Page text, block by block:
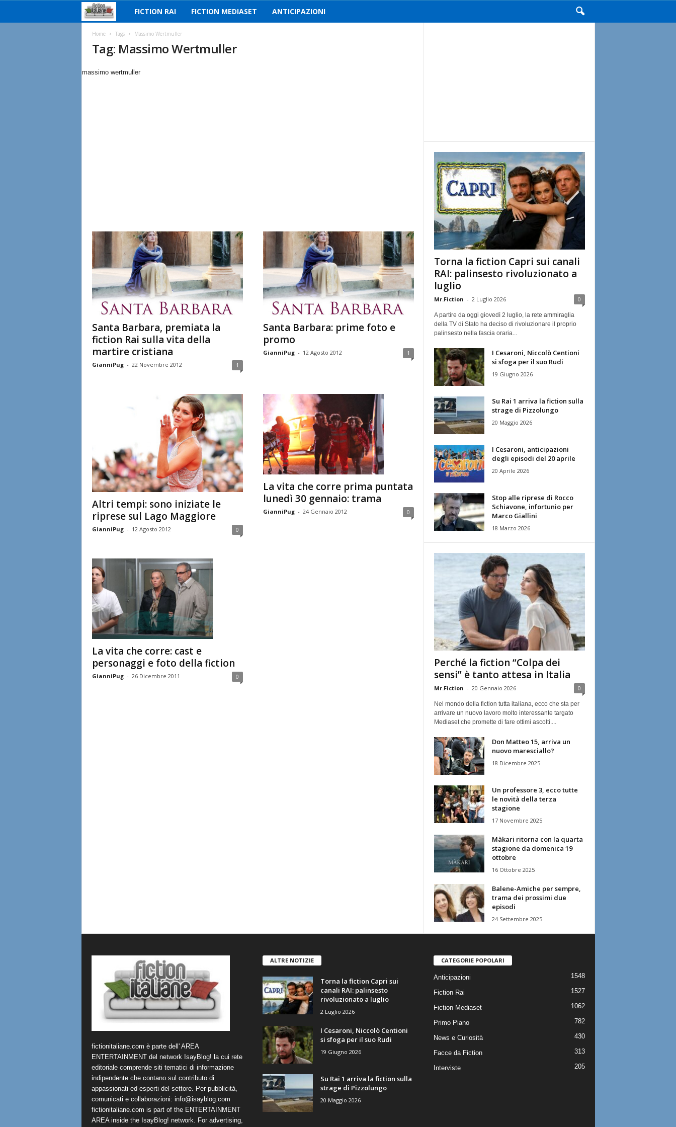
c
l
a
n
FICTION RAI FICTION MEDIASET ANTICIPAZIONI
Home Tags Massimo Wertmuller
Tag: Massimo Wertmuller
massimo wertmuller
Santa Barbara, premiata la
fiction Rai sulla vita della
martire cristiana
GianniPug - 22 Novembre 2012 1
Santa Barbara: prime foto e
promo
GianniPug - 12 Agosto 2012 1
Altri tempi: sono iniziate le
riprese sul Lago Maggiore
GianniPug - 12 Agosto 2012 0
La vita che corre prima puntata
lunedì 30 gennaio: trama
GianniPug - 24 Gennaio 2012 0
La vita che corre: cast e
personaggi e foto della fiction
GianniPug - 26 Dicembre 2011 0
Torna la fiction Capri sui canali
RAI: palinsesto rivoluzionato a
luglio
Mr.Fiction - 2 Luglio 2026 0
A partire da oggi giovedì 2 luglio, la rete ammiraglia
della TV di Stato ha deciso di rivoluzionare il proprio
palinsesto nella fascia oraria...
I Cesaroni, Niccolò Centioni
si sfoga per il suo Rudi
19 Giugno 2026
Su Rai 1 arriva la fiction sulla
strage di Pizzolungo
20 Maggio 2026
I Cesaroni, anticipazioni
degli episodi del 20 aprile
20 Aprile 2026
Stop alle riprese di Rocco
Schiavone, infortunio per
Marco Giallini
18 Marzo 2026
Perché la fiction “Colpa dei
sensi” è tanto attesa in Italia
Mr.Fiction - 20 Gennaio 2026 0
Nel mondo della fiction tutta italiana, ecco che sta per
arrivare un nuovo lavoro molto interessante targato
Mediaset che promette di fare ottimi ascolti....
Don Matteo 15, arriva un
nuovo maresciallo?
18 Dicembre 2025
Un professore 3, ecco tutte
le novità della terza
stagione
17 Novembre 2025
Màkari ritorna con la quarta
stagione da domenica 19
ottobre
16 Ottobre 2025
Balene-Amiche per sempre,
trama dei prossimi due
episodi
24 Settembre 2025
fictionitaliane.com è parte dell' AREA
ENTERTAINMENT del network IsayBlog! la cui rete
editoriale comprende siti tematici di informazione
indipendente che contano sul contributo di
appassionati ed esperti del settore. Per pubblicità,
comunicati e collaborazioni: info@isayblog.com
fictionitaliane.com is part of the ENTERTAINMENT
AREA inside the IsayBlog! network. For advertising,
ALTRE NOTIZIE
Torna la fiction Capri sui
canali RAI: palinsesto
rivoluzionato a luglio
2 Luglio 2026
I Cesaroni, Niccolò Centioni
si sfoga per il suo Rudi
19 Giugno 2026
Su Rai 1 arriva la fiction sulla
strage di Pizzolungo
20 Maggio 2026
CATEGORIE POPOLARI
Anticipazioni 1548
Fiction Rai 1527
Fiction Mediaset 1062
Primo Piano 782
News e Curiosità 430
Facce da Fiction 313
Interviste 205